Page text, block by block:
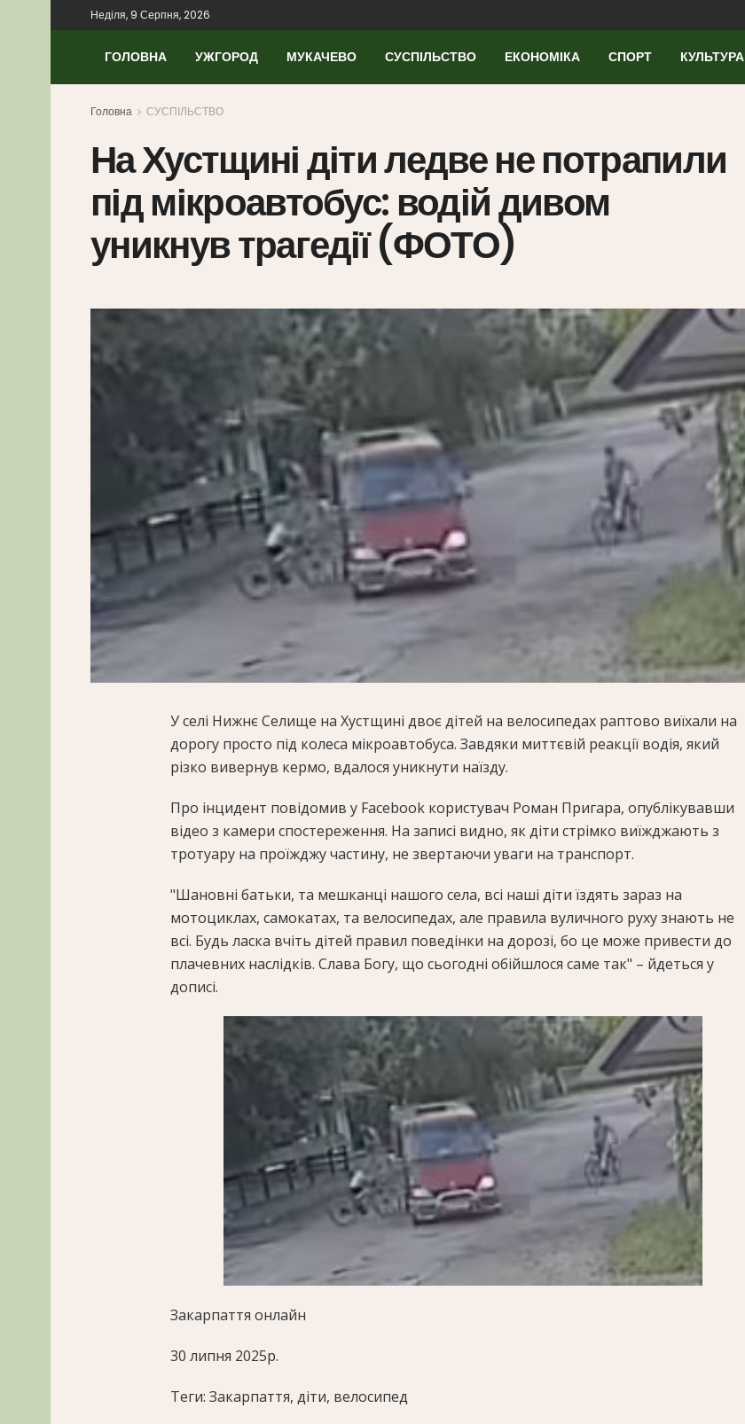
Неділя, 9 Серпня, 2026
ГОЛОВНА УЖГОРОД МУКАЧЕВО СУСПІЛЬСТВО ЕКОНОМІКА СПОРТ КУЛЬТУРА
Головна СУСПІЛЬСТВО
На Хустщині діти ледве не потрапили
під мікроавтобус: водій дивом
уникнув трагедії (ФОТО)
У селі Нижнє Селище на Хустщині двоє дітей на велосипедах раптово виїхали на
дорогу просто під колеса мікроавтобуса. Завдяки миттєвій реакції водія, який
різко вивернув кермо, вдалося уникнути наїзду.
Про інцидент повідомив у Facebook користувач Роман Пригара, опублікувавши
відео з камери спостереження. На записі видно, як діти стрімко виїжджають з
тротуару на проїжджу частину, не звертаючи уваги на транспорт.
"Шановні батьки, та мешканці нашого села, всі наші діти їздять зараз на
мотоциклах, самокатах, та велосипедах, але правила вуличного руху знають не
всі. Будь ласка вчіть дітей правил поведінки на дорозі, бо це може привести до
плачевних наслідків. Слава Богу, що сьогодні обійшлося саме так" – йдеться у
дописі.
Закарпаття онлайн
30 липня 2025р.
Теги: Закарпаття, діти, велосипед